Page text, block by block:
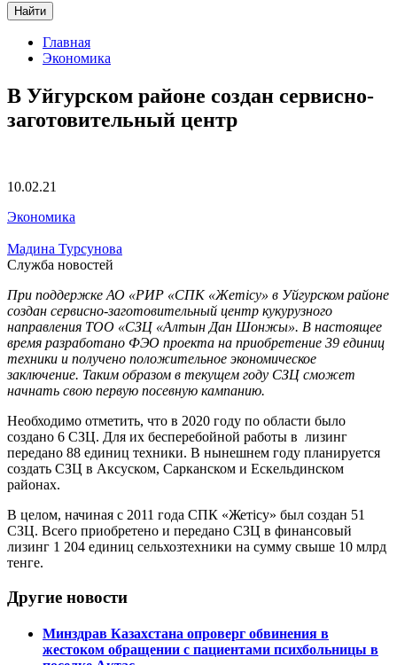
Найти
Главная
Экономика
В Уйгурском районе создан сервисно-
заготовительный центр
10.02.21
Экономика
Мадина Турсунова
Служба новостей
При поддержке АО «РИР «СПК «Жетісу» в Уйгурском районе
создан сервисно-заготовительный центр кукурузного
направления ТОО «СЗЦ «Алтын Дан Шонжы». В настоящее
время разработано ФЭО проекта на приобретение 39 единиц
техники и получено положительное экономическое
заключение. Таким образом в текущем году СЗЦ сможет
начнать свою первую посевную кампанию.
Необходимо отметить, что в 2020 году по области было
создано 6 СЗЦ. Для их бесперебойной работы в лизинг
передано 88 единиц техники. В нынешнем году планируется
создать СЗЦ в Аксуском, Сарканском и Ескельдинском
районах.
В целом, начиная с 2011 года СПК «Жетісу» был создан 51
СЗЦ. Всего приобретено и передано СЗЦ в финансовый
лизинг 1 204 единиц сельхозтехники на сумму свыше 10 млрд
тенге.
Другие новости
Минздрав Казахстана опроверг обвинения в
жестоком обращении с пациентами психбольницы в